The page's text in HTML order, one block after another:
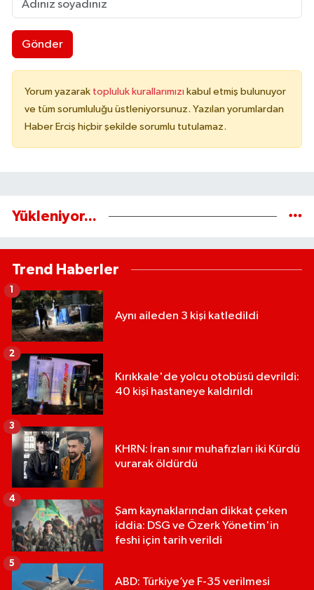
Gönder
Yorum yazarak topluluk kurallarımızı kabul etmiş bulunuyor
ve tüm sorumluluğu üstleniyorsunuz. Yazılan yorumlardan
Haber Erciş hiçbir şekilde sorumlu tutulamaz.
Yükleniyor...
Trend Haberler
Aynı aileden 3 kişi katledildi
Kırıkkale'de yolcu otobüsü devrildi:
40 kişi hastaneye kaldırıldı
2
KHRN: İran sınır muhafızları iki Kürdü
vurarak öldürdü
3
Şam kaynaklarından dikkat çeken
iddia: DSG ve Özerk Yönetim'in
feshi için tarih verildi
4
ABD: Türkiye’ye F-35 verilmesi
5